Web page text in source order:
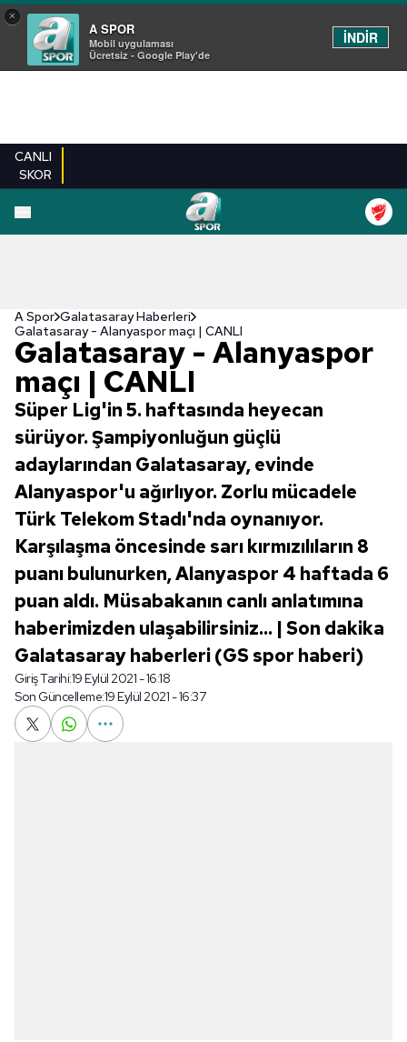
×
A SPOR
Mobil uygulaması
Ücretsiz - Google Play'de
İNDİR
CANLI
SKOR
A Spor Galatasaray Haberleri
Galatasaray - Alanyaspor maçı | CANLI
Galatasaray - Alanyaspor
maçı | CANLI
Süper Lig'in 5. haftasında heyecan
sürüyor. Şampiyonluğun güçlü
adaylarından Galatasaray, evinde
Alanyaspor'u ağırlıyor. Zorlu mücadele
Türk Telekom Stadı'nda oynanıyor.
Karşılaşma öncesinde sarı kırmızılıların 8
puanı bulunurken, Alanyaspor 4 haftada 6
puan aldı. Müsabakanın canlı anlatımına
haberimizden ulaşabilirsiniz... | Son dakika
Galatasaray haberleri (GS spor haberi)
Giriş Tarihi:19 Eylül 2021 - 16:18
Son Güncelleme:19 Eylül 2021 - 16:37